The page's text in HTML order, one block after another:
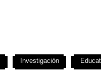
Investigación